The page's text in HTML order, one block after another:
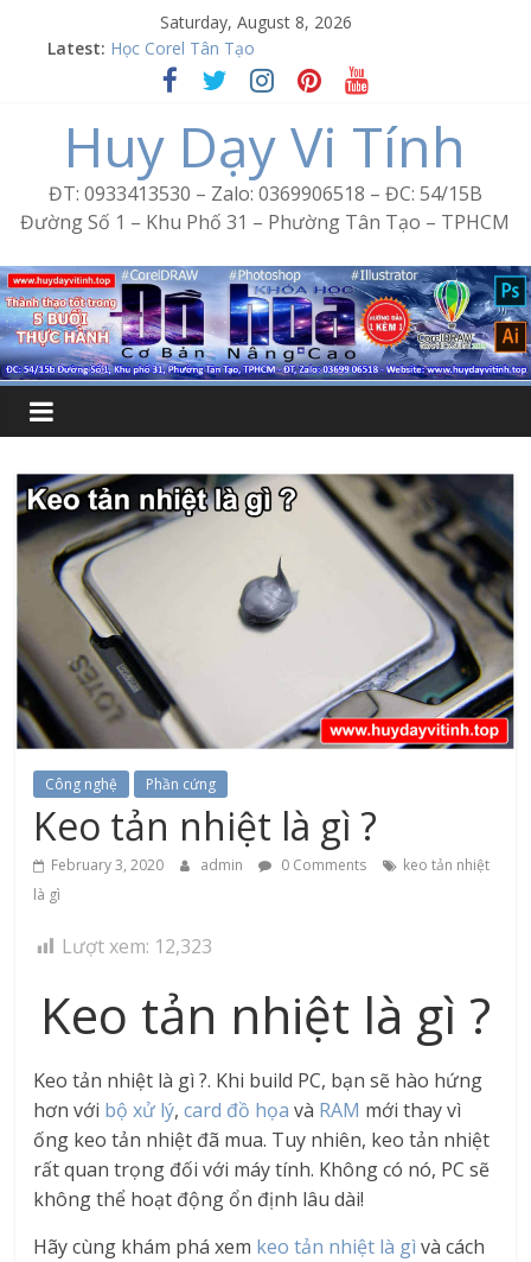
Saturday, August 8, 2026
Latest: Học Corel Tân Tạo
Cách tạo USB Boot bằng Ventoy
Khóa học Photoshop tại Tân Tạo
Excel Bình Trị Đông – Vi tính văn phòng cấp tốc
Word Bình Trị Đông – Tin học văn phòng cấp tốc
Huy Dạy Vi Tính
ĐT: 0933413530 – Zalo: 0369906518 – ĐC: 54/15B
Đường Số 1 – Khu Phố 31 – Phường Tân Tạo – TPHCM
Công nghệ Phần cứng
Keo tản nhiệt là gì ?
February 3, 2020 admin 0 Comments
keo tản nhiệt
là gì
Lượt xem: 12,323
Keo tản nhiệt là gì ?
Keo tản nhiệt là gì ?. Khi build PC, bạn sẽ hào hứng
hơn với bộ xử lý,card đồ họa và RAM mới thay vì
ống keo tản nhiệt đã mua. Tuy nhiên, keo tản nhiệt
rất quan trọng đối với máy tính. Không có nó, PC sẽ
không thể hoạt động ổn định lâu dài!
Hãy cùng khám phá xem keo tản nhiệt là gìvà cách